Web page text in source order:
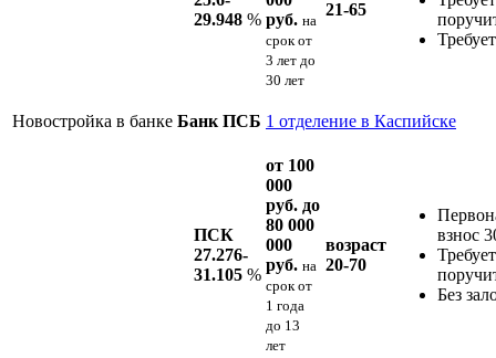
29.948 % руб. на
срокот
3 лет до
30 лет
21-65
Новостройка в банке Банк ПСБ 1 отделение в Каспийске
ПСК
27.276-
31.105 %
от 100
000
руб. до
80 000
000
руб. на
срокот
1 года
до 13
лет
возраст
20-70
взнос
Без